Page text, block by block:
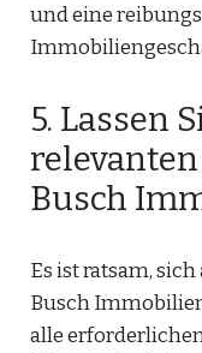
und eine
5. Lassen
Busch
Es ist ratsam,
Busch
alle